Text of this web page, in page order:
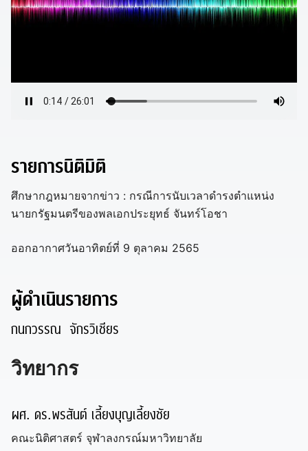
รายการนิติมิติ
ศึกษากฎหมายจากข่าว : กรณีการนับเวลาดำรงตำแหน่ง
นายกรัฐมนตรีของพลเอกประยุทธ์ จันทร์โอชา
ออกอากาศวันอาทิตย์ที่ 9 ตุลาคม 2565
ผู้ดำเนินรายการ
กนกวรรณ จักรวิเชียร
วิทยากร
ผศ. ดร.พรสันต์ เลี้ยงบุญเลี้ยงชัย
คณะนิติศาสตร์ จุฬาลงกรณ์มหาวิทยาลัย